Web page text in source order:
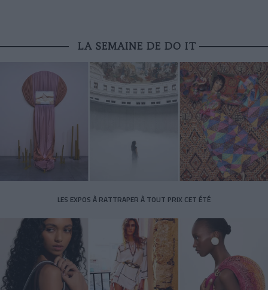
LA SEMAINE DE DO IT
LES EXPOS À RATTRAPER À TOUT PRIX CET ÉTÉ